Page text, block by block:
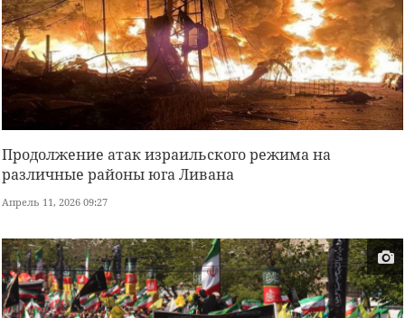
Продолжение атак израильского режима на
различные районы юга Ливана
Апрель 11, 2026 09:27